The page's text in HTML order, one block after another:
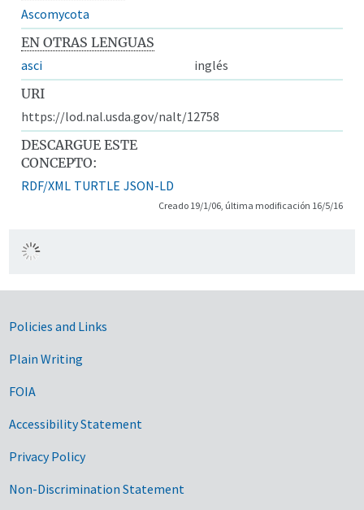
Ascomycota
EN OTRAS LENGUAS
asci
inglés
URI
https://lod.nal.usda.gov/nalt/12758
DESCARGUE ESTE
CONCEPTO:
RDF/XML TURTLE JSON-LD
Creado 19/1/06, última modificación 16/5/16
Government Links
Policies and Links
Plain Writing
FOIA
Accessibility Statement
Privacy Policy
Non-Discrimination Statement